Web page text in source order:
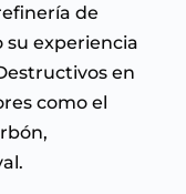
de
su experiencia
en
como el